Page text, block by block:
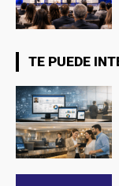
TE PUEDE